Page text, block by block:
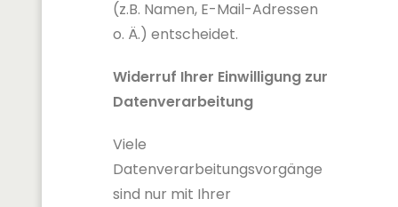
(z.B. Namen, E-Mail-Adressen
o. Ä.) entscheidet.
Widerruf Ihrer Einwilligung zur
Datenverarbeitung
Viele
Datenverarbeitungsvorgänge
sind nur mit Ihrer